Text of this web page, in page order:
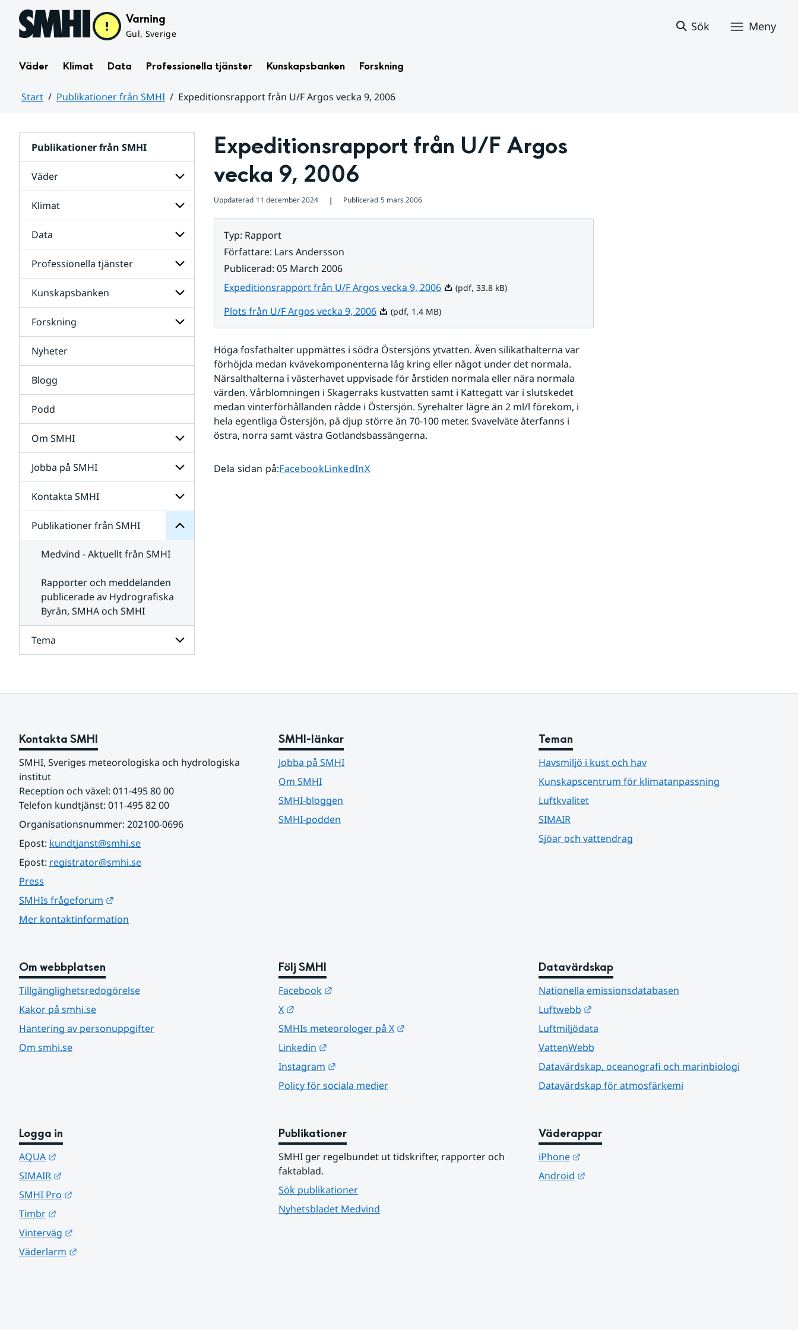
Hoppa till sidans innehåll Varning
Gul, Sverige
Sök Meny
Väder Klimat Data Professionella tjänster Kunskapsbanken Forskning
Start Publikationer från SMHI
Expeditionsrapport från U/F Argos vecka 9, 2006
Publikationer från SMHI
Väder
Undersidor
för
Väder
Klimat
Undersidor
för
Klimat
Data
Undersidor
för
Data
Professionella tjänster
Undersidor
för
Professionella
tjänster
Kunskapsbanken
Undersidor
för
Kunskapsbanken
Forskning
Undersidor
för
Forskning
Nyheter
Blogg
Podd
Om SMHI
Undersidor
för
Om
SMHI
Jobba på SMHI
Undersidor
för
Jobba
på
Kontakta SMHI
Undersidor
Kontakta
SMHI
Publikationer från SMHI
Undersidor
för
Publikationer
från
SMHI
Medvind - Aktuellt från SMHI
Rapporter och meddelanden
publicerade av Hydrografiska
Byrån, SMHA och SMHI
Tema
Tema
Expeditionsrapport från U/F Argos
vecka 9, 2006
Uppdaterad 11 december 2024 ❘ Publicerad 5 mars 2006
Typ: Rapport
Författare: Lars Andersson
Publicerad: 05 March 2006
Expeditionsrapport från U/F Argos vecka 9, 2006Pdf, 33.8 kB.
(pdf, 33.8 kB)
Plots från U/F Argos vecka 9, 2006Pdf, 1.4 MB.
(pdf, 1.4 MB)
Höga fosfathalter uppmättes i södra Östersjöns ytvatten. Även silikathalterna var
förhöjda medan kvävekomponenterna låg kring eller något under det normala.
Närsalthalterna i västerhavet uppvisade för årstiden normala eller nära normala
värden. Vårblomningen i Skagerraks kustvatten samt i Kattegatt var i slutskedet
medan vinterförhållanden rådde i Östersjön. Syrehalter lägre än 2 ml/l förekom, i
hela egentliga Östersjön, på djup större än 70-100 meter. Svavelväte återfanns i
östra, norra samt västra Gotlandsbassängerna.
Dela sidan på:Dela sidan på
FacebookDela sidan på
LinkedInDela sidan på
X
Kontakta SMHI
SMHI, Sveriges meteorologiska och hydrologiska
institut
Reception och växel: 011-495 80 00
Telefon kundtjänst: 011-495 82 00
Organisationsnummer: 202100-0696
Epost: kundtjanst@smhi.se
Epost: registrator@smhi.se
Press
SMHIs frågeforum
Mer kontaktinformation
SMHI-länkar
Jobba på SMHI
Om SMHI
SMHI-bloggen
SMHI-podden
Teman
Havsmiljö i kust och hav
Kunskapscentrum för klimatanpassning
Luftkvalitet
SIMAIR
Sjöar och vattendrag
Om webbplatsen
Tillgänglighetsredogörelse
Kakor på smhi.se
Hantering av personuppgifter
Om smhi.se
Följ SMHI
Facebook
X
SMHIs meteorologer på X
Linkedin
Instagram
Policy för sociala medier
Datavärdskap
Nationella emissionsdatabasen
Luftwebb
Länk till annan webbplats.
Luftmiljödata
VattenWebb
Datavärdskap, oceanografi och marinbiologi
Datavärdskap för atmosfärkemi
Logga in
AQUA
SIMAIR
SMHI Pro
Timbr
Vinterväg
Väderlarm
Publikationer
SMHI ger regelbundet ut tidskrifter, rapporter och
faktablad.
Sök publikationer
Nyhetsbladet Medvind
Väderappar
iPhone
Länk till annan webbplats.
Android
Länk till annan webbplats.